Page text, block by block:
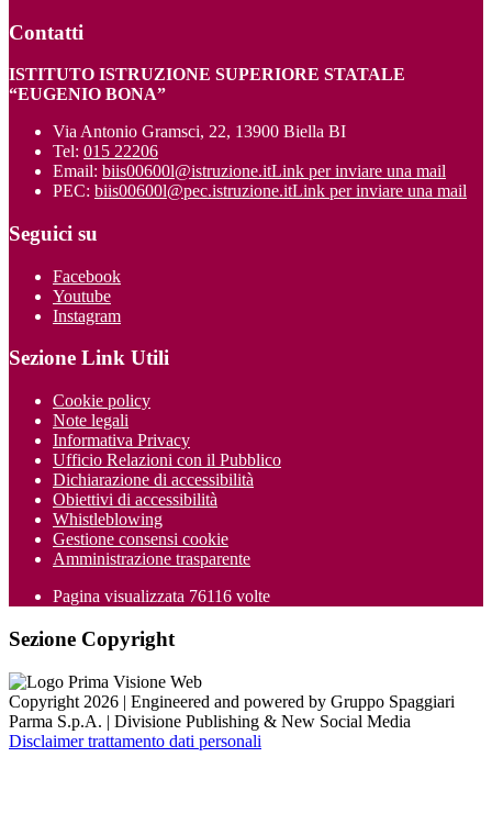
Contatti
ISTITUTO ISTRUZIONE SUPERIORE STATALE
“EUGENIO BONA”
Via Antonio Gramsci, 22, 13900 Biella BI
Tel: 015 22206
Email: biis00600l@istruzione.itLink per inviare una mail
PEC: biis00600l@pec.istruzione.itLink per inviare una mail
Seguici su
Facebook
Youtube
Instagram
Sezione Link Utili
Cookie policy
Note legali
Informativa Privacy
Ufficio Relazioni con il Pubblico
Dichiarazione di accessibilità
Obiettivi di accessibilità
Whistleblowing
Gestione consensi cookie
Amministrazione trasparente
Pagina visualizzata 76116 volte
Sezione Copyright
Copyright 2026 | Engineered and powered by Gruppo Spaggiari
Parma S.p.A. | Divisione Publishing & New Social Media
Disclaimer trattamento dati personali